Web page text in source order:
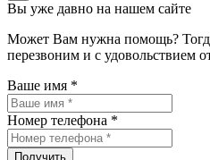
Вы уже давно на нашем сайте
Может Вам нужна помощь?
перезвоним и с удовольствием
Ваше имя *
Номер телефона *